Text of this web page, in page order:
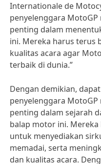
Internationale de
penyelenggara
penting dalam
ini. Mereka harus terus
kualitas acara agar
terbaik di dunia.”
Dengan demikian,
penyelenggara
penting dalam sejarah
balap motor ini.
untuk menyediakan
memadai, serta
dan kualitas acara.